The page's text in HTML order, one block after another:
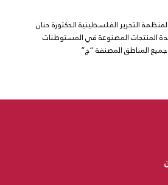
التحرير الفلسطينية الدكتورة حنان
المنتجات المصنوعة في المستوطنات
جميع المناطق المصنفة “ج”